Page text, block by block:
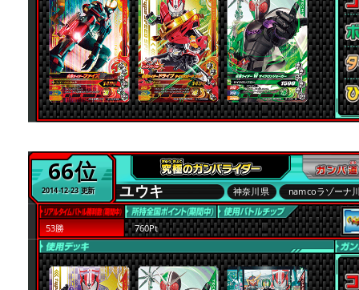
66位
2014-12-23 更新 ユウキ 神奈川県 namcoラゾーナ
53勝 760Pt